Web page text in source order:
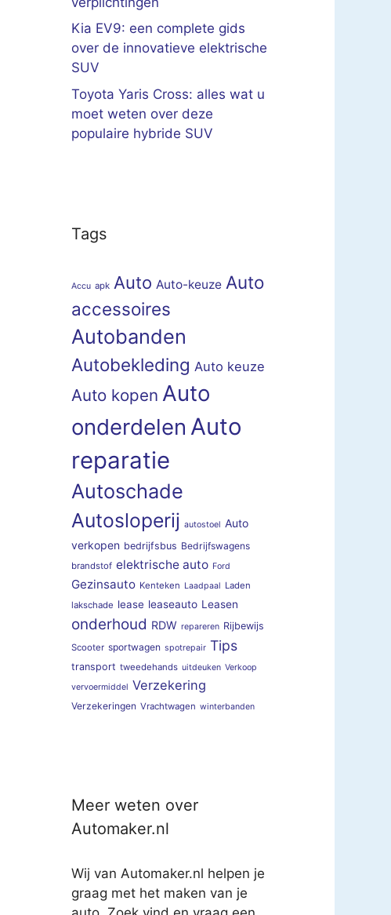
Kia EV9: een complete gids
over de innovatieve elektrische
SUV
Toyota Yaris Cross: alles wat u
moet weten over deze
populaire hybride SUV
Tags
Accu apk Auto Auto-keuze Auto
accessoires
Autobanden
Autobekleding Auto keuze
Auto kopen Auto
onderdelen Auto
reparatie
Autoschade
Autosloperij autostoel Auto
verkopen bedrijfsbus Bedrijfswagens
brandstof elektrische auto Ford
Gezinsauto Kenteken Laadpaal Laden
lakschade lease leaseauto Leasen
onderhoud RDW repareren Rijbewijs
Scooter sportwagen spotrepair Tips
transport tweedehands uitdeuken Verkoop
vervoermiddel Verzekering
Verzekeringen Vrachtwagen winterbanden
Meer weten over
Automaker.nl
Wij van Automaker.nl helpen je
graag met het maken van je